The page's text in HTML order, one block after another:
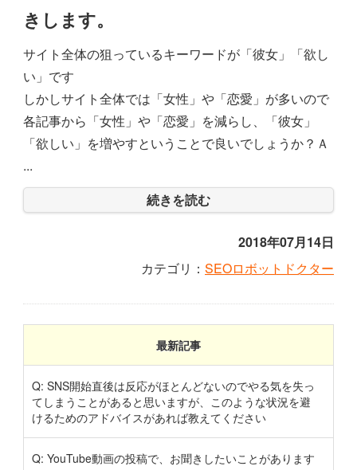
きします。
サイト全体の狙っているキーワードが「彼女」「欲し
い」です
しかしサイト全体では「女性」や「恋愛」が多いので
各記事から「女性」や「恋愛」を減らし、「彼女」
「欲しい」を増やすということで良いでしょうか？Ａ
...
続きを読む
2018年07月14日
カテゴリ： SEOロボットドクター
最新記事
Q: SNS開始直後は反応がほとんどないのでやる気を失っ
てしまうことがあると思いますが、このような状況を避
けるためのアドバイスがあれば教えてください
Q: YouTube動画の投稿で、お聞きしたいことがあります